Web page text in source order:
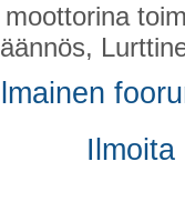
moottorina